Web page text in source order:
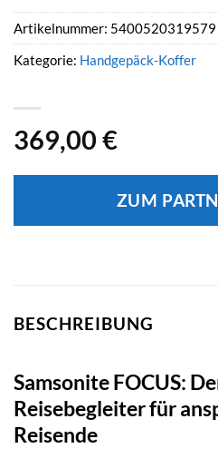
369,00 €
ZUM
Artikelnummer: 5400520319579
Kategorie: Handgepäck-Koffer
BESCHREIBUNG
Samsonite FOCUS:
Reisebegleiter für
Reisende